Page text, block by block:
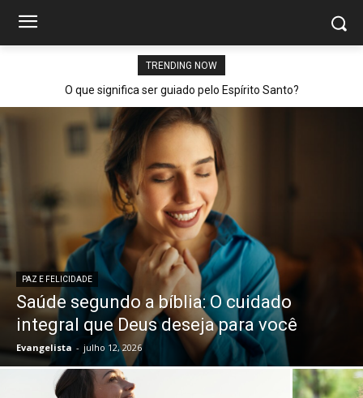
TRENDING NOW
O que significa ser guiado pelo Espírito Santo?
PAZ E FELICIDADE
Saúde segundo a bíblia: O cuidado
integral que Deus deseja para você
Evangelista - julho 12, 2026